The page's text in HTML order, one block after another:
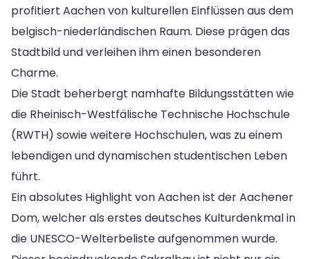
profitiert Aachen von kulturellen Einflüssen aus dem
belgisch-niederländischen Raum. Diese prägen das
Stadtbild und verleihen ihm einen besonderen
Charme.
Die Stadt beherbergt namhafte Bildungsstätten wie
die Rheinisch-Westfälische Technische Hochschule
(RWTH) sowie weitere Hochschulen, was zu einem
lebendigen und dynamischen studentischen Leben
führt.
Ein absolutes Highlight von Aachen ist der Aachener
Dom, welcher als erstes deutsches Kulturdenkmal in
die UNESCO-Welterbeliste aufgenommen wurde.